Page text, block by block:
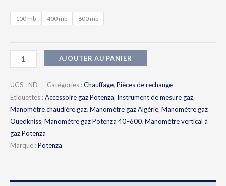
100 mb 400 mb 600 mb
AJOUTER AU PANIER
UGS : ND Catégories :Chauffage, Pièces de rechange
Étiquettes :Accessoire gaz Potenza, Instrument de mesure gaz,
Manomètre chaudière gaz, Manomètre gaz Algérie, Manomètre gaz
Ouedkniss, Manomètre gaz Potenza 40–600, Manomètre vertical à
gaz Potenza
Marque :Potenza